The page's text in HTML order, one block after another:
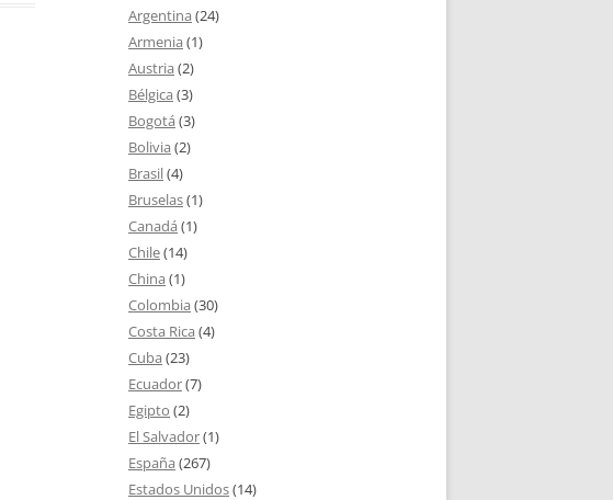
Argentina (24)
Armenia (1)
Austria (2)
Bélgica (3)
Bogotá (3)
Bolivia (2)
Brasil(4)
Bruselas(1)
Canadá (1)
Chile(14)
China (1)
Colombia (30)
Costa Rica (4)
Cuba (23)
Ecuador(7)
Egipto (2)
El Salvador(1)
España (267)
Estados Unidos(14)